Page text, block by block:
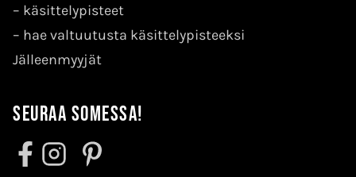
– käsittelypisteet
– hae valtuutusta käsittelypisteeksi
Jälleenmyyjät
Seuraa somessa!